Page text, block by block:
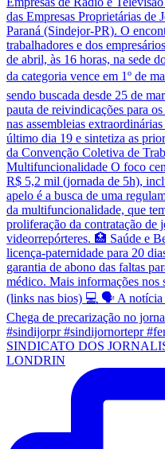
SINDICATO DOS
LONDRIN